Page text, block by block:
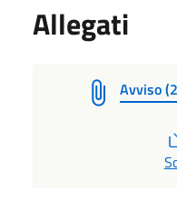
Allegati
Avviso